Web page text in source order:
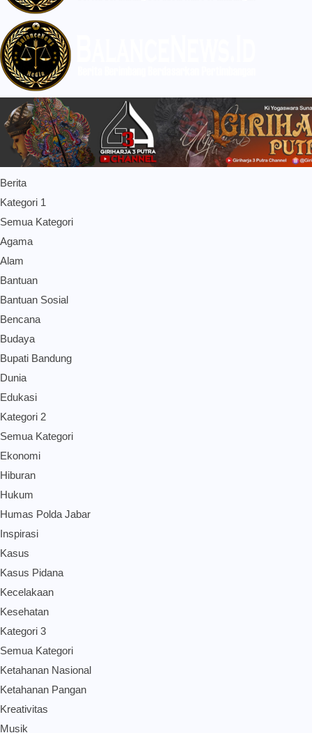
Berita
Kategori 1
Semua Kategori
Agama
Alam
Bantuan
Bantuan Sosial
Bencana
Budaya
Bupati Bandung
Dunia
Edukasi
Kategori 2
Semua Kategori
Ekonomi
Hiburan
Hukum
Humas Polda Jabar
Inspirasi
Kasus
Kasus Pidana
Kecelakaan
Kesehatan
Kategori 3
Semua Kategori
Ketahanan Nasional
Ketahanan Pangan
Kreativitas
Musik